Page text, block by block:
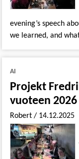
evening’s speech
we learned, and
AI
Projekt
vuoteen 2026
Robert/ 14.12.2025